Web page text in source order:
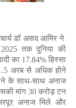
डॉ असद आमिर ने
तक दुनिया की
का 17.84% हिस्सा
अरब से अधिक होने
के साथ-साथ अनाज
मांग 30 करोड़ टन
अनाज मिले और